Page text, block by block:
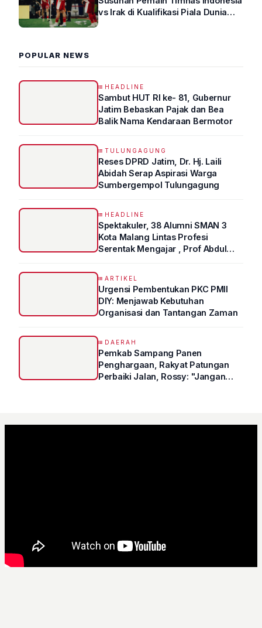
vs Irak di Kualifikasi Piala Dunia
POPULAR NEWS
HEADLINE
Sambut HUT RI ke- 81, Gubernur
Jatim Bebaskan Pajak dan Bea
Balik Nama Kendaraan Bermotor
TULUNGAGUNG
Reses DPRD Jatim, Dr. Hj. Laili
Abidah Serap Aspirasi Warga
Sumbergempol Tulungagung
HEADLINE
Spektakuler, 38 Alumni SMAN 3
Kota Malang Lintas Profesi
Serentak Mengajar , Prof Abdul
ARTIKEL
Urgensi Pembentukan PKC PMII
DIY: Menjawab Kebutuhan
Organisasi dan Tantangan Zaman
DAERAH
Pemkab Sampang Panen
Penghargaan, Rakyat Patungan
Perbaiki Jalan, Rossy: "Jangan